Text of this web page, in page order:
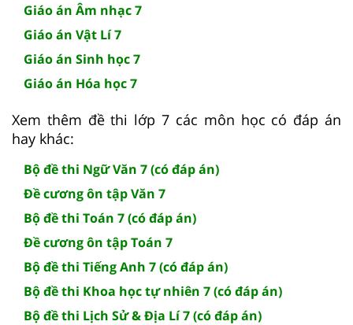
Giáo án Âm nhạc 7
Giáo án Vật Lí 7
Giáo án Sinh học 7
Giáo án Hóa học 7
Xem thêm đề thi lớp 7 các môn học có đáp án
hay khác:
Bộ đề thi Ngữ Văn 7 (có đáp án)
Đề cương ôn tập Văn 7
Bộ đề thi Toán 7 (có đáp án)
Đề cương ôn tập Toán 7
Bộ đề thi Tiếng Anh 7 (có đáp án)
Bộ đề thi Khoa học tự nhiên 7 (có đáp án)
Bộ đề thi Lịch Sử & Địa Lí 7 (có đáp án)